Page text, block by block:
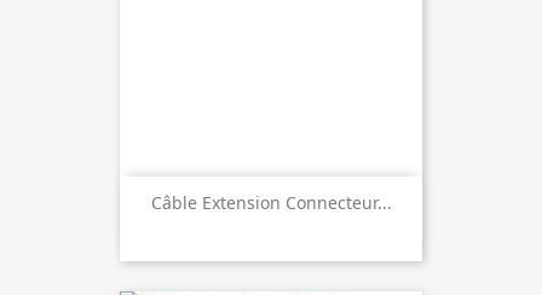
Câble Extension Connecteur...